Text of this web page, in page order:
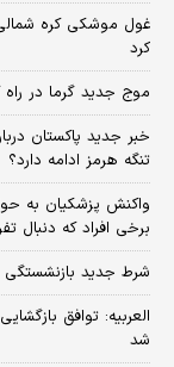
غول موشکی کره
کرد
موج جدید گرما در راه
خبر جدید پاکستان
تنگه هرمز ادامه دارد؟
واکنش پزشکیان به
برخی افراد که دنبال
شرط جدید بازنشستگی
شد